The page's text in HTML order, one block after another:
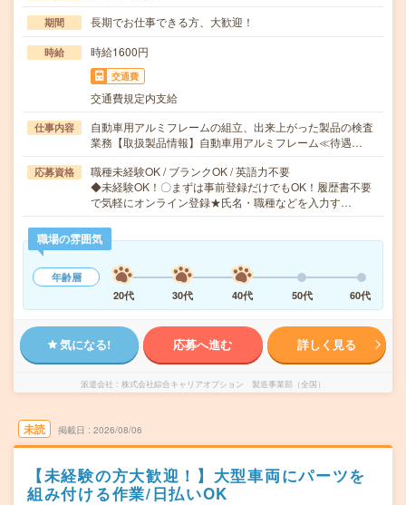
期間 長期でお仕事できる方、大歓迎！
時給 時給1600円
交通費
交通費規定内支給
仕事内容
自動車用アルミフレームの組立、出来上がった製品の検査
業務【取扱製品情報】自動車用アルミフレーム≪待遇…
応募資格
職種未経験OK / ブランクOK / 英語力不要
◆未経験OK！〇まずは事前登録だけでもOK！履歴書不要
で気軽にオンライン登録★氏名・職種などを入力す…
職場の雰囲気
年齢層
20代
30代 40代 50代 60代
気になる! 応募へ進む 詳しく見る
派遣会社 株式会社綜合キャリアオプション 製造事業部（全国）
未読 掲載日 2026/08/06
【未経験の方大歓迎！】大型車両にパーツを
組み付ける作業/日払いOK